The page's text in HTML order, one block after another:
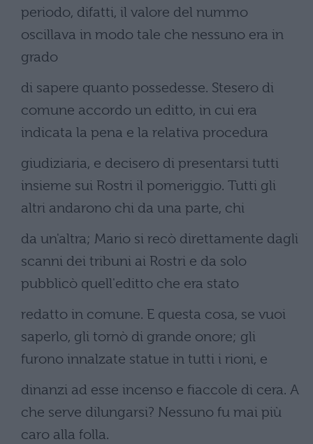
periodo, difatti, il valore del nummo
oscillava in modo tale che nessuno era in
grado
di sapere quanto possedesse. Stesero di
comune accordo un editto, in cui era
indicata la pena e la relativa procedura
giudiziaria, e decisero di presentarsi tutti
insieme sui Rostri il pomeriggio. Tutti gli
altri andarono chi da una parte, chi
da un'altra; Mario si recò direttamente dagli
scanni dei tribuni ai Rostri e da solo
pubblicò quell'editto che era stato
redatto in comune. E questa cosa, se vuoi
saperlo, gli tornò di grande onore; gli
furono innalzate statue in tutti i rioni, e
dinanzi ad esse incenso e fiaccole di cera. A
che serve dilungarsi? Nessuno fu mai più
caro alla folla.